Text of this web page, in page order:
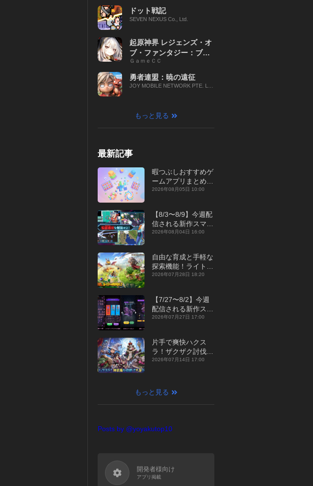
ドット戦記
SEVEN NEXUS Co., Ltd.
起原神界 レジェンズ・オ
ブ・ファンタジー：ブレ
イブ X
ＧａｍｅＣＣ
勇者連盟：暁の遠征
JOY MOBILE NETWORK PTE. LT
もっと見る
最新記事
暇つぶしおすすめゲ
ームアプリまとめ｜
オフライン対応あり
2026年08月05日 10:00
【8/3〜8/9】今週配
信される新作スマホ
ゲームをまとめてお
2026年08月04日 16:00
自由な育成と手軽な
探索機能！ライトカ
ジュアルMMORPG
征』【最新作PICKU
P】
2026年07月28日 18:20
【7/27〜8/2】今週
配信される新作スマ
ホゲームをまとめて
年】
2026年07月27日 17:00
片手で爽快ハクス
ラ！ザクザク討伐し
て神装備を集める放
【最新作PICKUP】
2026年07月14日 17:00
もっと見る
Posts by @yoyakutop10
開発者様向け
アプリ掲載